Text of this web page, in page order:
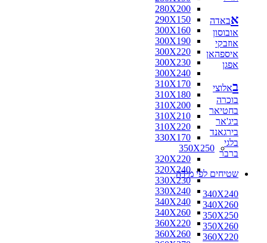
280X200
290X150
300X160
300X190
300X220
300X230
300X240
310X170
310X180
310X200
310X210
310X220
330X170
350X250
320X220
320X240
330X230
330X240
340X240
340X260
360X220
360X260
אבאדה
אובוסון
אוזבקי
איספהאן
אפגן
באלוצי
בוכרה
בחטיאר
ביג'אר
בירגאנד
בלגי
ברבר
שטיחים לפי מידה
340X240
340X260
350X250
350X260
360X220